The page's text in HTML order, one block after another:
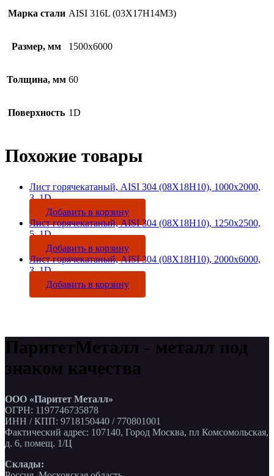
Марка стали AISI 316L (03Х17Н14М3)
Размер, мм 1500х6000
Толщина, мм 60
Поверхность 1D
Похожие товары
Лист горячекатаный, AISI 304 (08Х18Н10), 1000х2000,
3, 1D
Добавить в корзину
Лист горячекатаный, AISI 304 (08Х18Н10), 1250х2500,
5, 1D
Добавить в корзину
Лист горячекатаный, AISI 304 (08Х18Н10), 2000х6000,
3, 1D
Добавить в корзину
ПаритетМеталл - металл под
знаком качества
ООО «Паритет Металл»
ОГРН: 1197746735878
ИНН / КПП: 9718150440 / 770801001
Фактический адрес: 107140, Город Москва, пл Комсомольская,
д. 6, помещ. 1/Ц
Склады: